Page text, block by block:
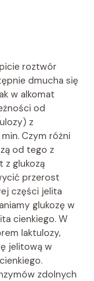
roztwór
dmucha się
w alkomat
od
z
Czym różni
od tego z
z glukozą
przerost
części jelita
glukozę w
cienkiego. W
laktulozy,
jelitową w
zdolnych